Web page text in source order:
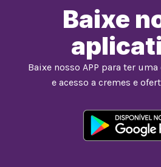
Baixe
Baixe nosso APP para ter
e acesso a cremes e